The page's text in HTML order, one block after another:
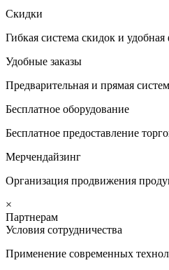
Скидки
Гибкая система скидок и
Удобные заказы
Предварительная и прямая
Бесплатное оборудование
Бесплатное предоставление
Мерчендайзинг
Организация продвижения
×
Партнерам
Условия сотрудничества
Применение современных